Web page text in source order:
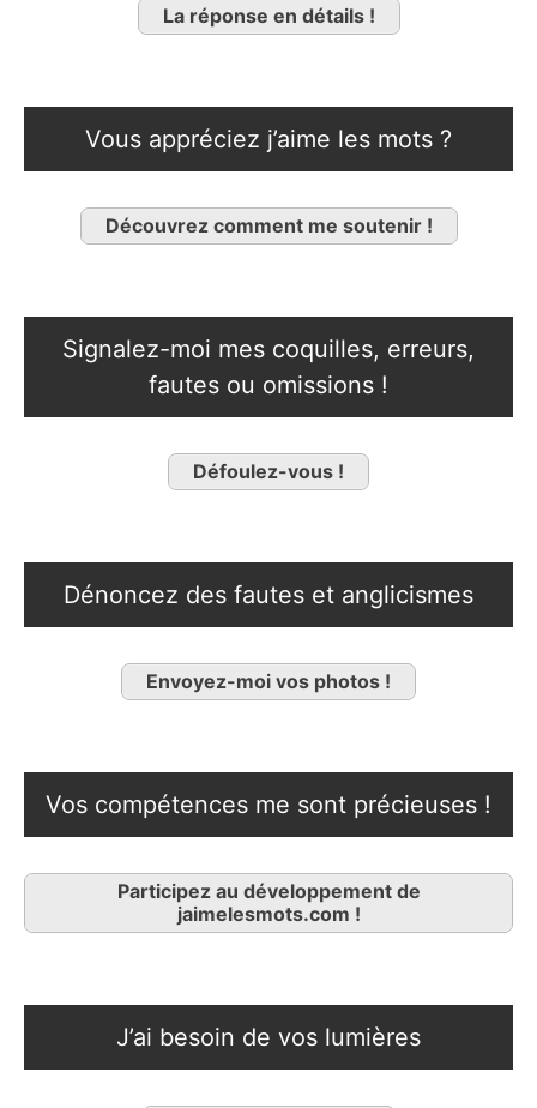
La réponse en détails !
Vous appréciez j’aime les mots ?
Découvrez comment me soutenir !
Signalez-moi mes coquilles, erreurs,
fautes ou omissions !
Défoulez-vous !
Dénoncez des fautes et anglicismes
Envoyez-moi vos photos !
Vos compétences me sont précieuses !
Participez au développement de
jaimelesmots.com !
J’ai besoin de vos lumières